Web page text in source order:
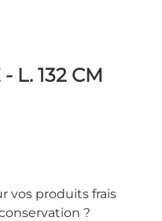
L. 132 CM
vos produits frais
?